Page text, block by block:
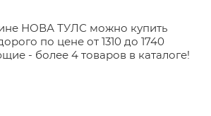
НОВА ТУЛС можно купить
по цене от 1310 до 1740
- более 4 товаров в каталоге!